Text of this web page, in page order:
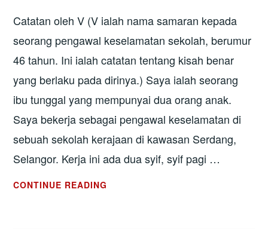
Catatan oleh V (V ialah nama samaran kepada
seorang pengawal keselamatan sekolah, berumur
46 tahun. Ini ialah catatan tentang kisah benar
yang berlaku pada dirinya.) Saya ialah seorang
ibu tunggal yang mempunyai dua orang anak.
Saya bekerja sebagai pengawal keselamatan di
sebuah sekolah kerajaan di kawasan Serdang,
Selangor. Kerja ini ada dua syif, syif pagi …
CONTINUE READING